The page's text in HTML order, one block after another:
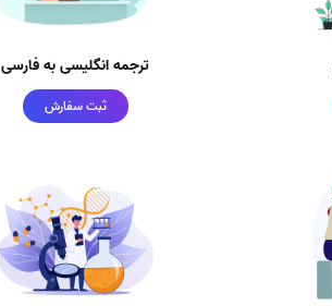
ترجمه انگلیسی به فارسی
ثبت سفارش